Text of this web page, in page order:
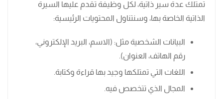
تمتلك عدة سير ذاتية، لكل وظيفة تقدم عليها السيرة
الذاتية الخاصة بها، وسنتناول المحتويات الرئيسية:
البيانات الشخصية مثل: (الاسم، البريد الإلكتروني،
رقم الهاتف، العنوان).
اللغات التي تمتلكها وجيد بها قراءة وكتابة.
المجال الذي تتخصص فيه.